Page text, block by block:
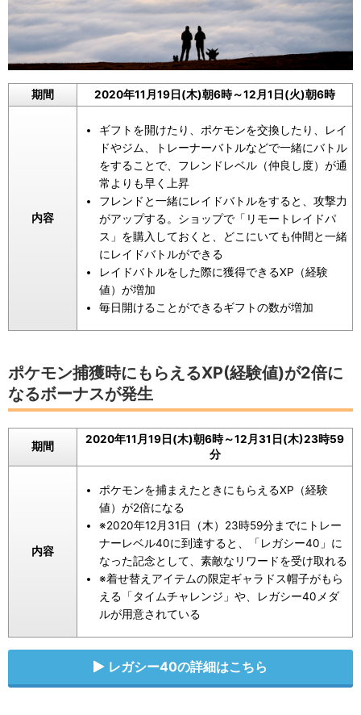
期間 2020年11月19日(木)朝6時～12月1日(火)朝6時
内容
ギフトを開けたり、ポケモンを交換したり、レイ
ドやジム、トレーナーバトルなどで一緒にバトル
をすることで、フレンドレベル（仲良し度）が通
常よりも早く上昇
フレンドと一緒にレイドバトルをすると、攻撃力
がアップする。ショップで「リモートレイドパ
ス」を購入しておくと、どこにいても仲間と一緒
にレイドバトルができる
レイドバトルをした際に獲得できるXP（経験
値）が増加
毎日開けることができるギフトの数が増加
ポケモン捕獲時にもらえるXP(経験値)が2倍に
なるボーナスが発生
期間
2020年11月19日(木)朝6時～12月31日(木)23時59
分
内容
ポケモンを捕まえたときにもらえるXP（経験
値）が2倍になる
※2020年12月31日（木）23時59分までにトレー
ナーレベル40に到達すると、「レガシー40」に
なった記念として、素敵なリワードを受け取れる
※着せ替えアイテムの限定ギャラドス帽子がもら
える「タイムチャレンジ」や、レガシー40メダ
ルが用意されている
レガシー40の詳細はこちら